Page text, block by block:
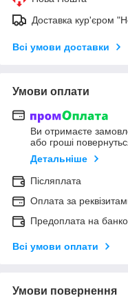
Доставка кур'єром
Всі умови доставки
Умови оплати
Ви отримаєте
або гроші
Детальніше
Післяплата
Оплата за
Предоплата на
Всі умови оплати
Умови повернення